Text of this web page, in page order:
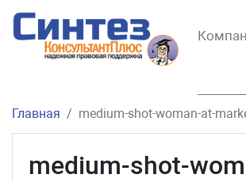
Главная medium-shot-woman-at-
medium-shot-